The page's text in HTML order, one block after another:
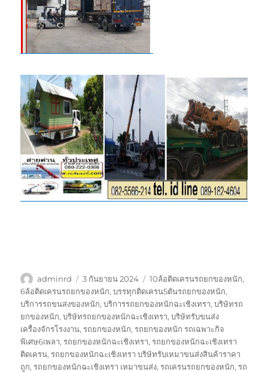
ผู้
เขียน
adminrd
เขียน
เมื่อ
3 กันยายน 2024
ป้าย
กำกับ
10ล้อติดเครนรถยกของหนัก,
6ล้อติดเครนรถยกของหนัก,บรรทุกติดเครน5ตันรถยกของหนัก,
บริการรถขนสงของหนัก,บริการรถยกของหนักฉะเชิงเทรา,บริษัทรถ
ยกของหนัก,บริษัทรถยกของหนักฉะเชิงเทรา,บริษัทรับขนส่ง
เครื่องจักรโรงงาน,รถยกของหนัก,รถยกของหนัก รถเฉพาะกิจ
พิเศษ6เพลา,รถยกของหนักฉะเชิงเทรา,รถยกของหนักฉะเชิงเทรา
ติดเครน,รถยกของหนักฉะเชิงเทรา บริษัทรับเหมาขนส่งสินค้าราคา
ถูก,รถยกของหนักฉะเชิงเทรา เหมาขนส่ง,รถเครนรถยกของหนัก,รถ